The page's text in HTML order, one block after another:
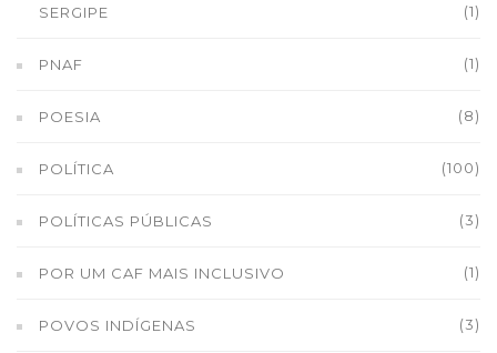
SERGIPE
(1)
PNAF (1)
POESIA (8)
POLÍTICA (100)
POLÍTICAS PÚBLICAS (3)
POR UM CAF MAIS INCLUSIVO (1)
POVOS INDÍGENAS (3)